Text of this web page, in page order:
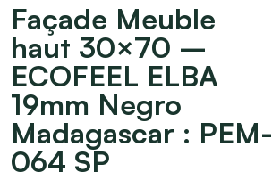
Façade Meuble
haut 30×70 –
ECOFEEL ELBA
19mm Negro
Madagascar : PEM-
064 SP